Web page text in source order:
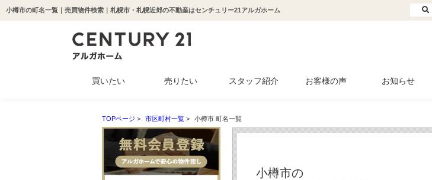
小樽市の町名一覧｜売買物件検索｜札幌市・札幌近郊の不動産はセンチュリー21アルガホーム
買いたい 売りたい スタッフ紹介 お客様の声 お知らせ
TOPページ > 市区町村一覧 > 小樽市 町名一覧
小樽市の